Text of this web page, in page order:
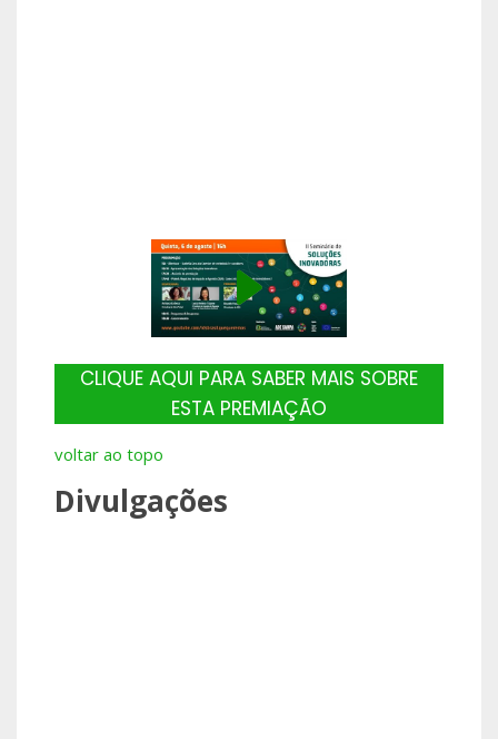
CLIQUE AQUI PARA SABER MAIS SOBRE
ESTA PREMIAÇÃO
voltar ao topo
Divulgações